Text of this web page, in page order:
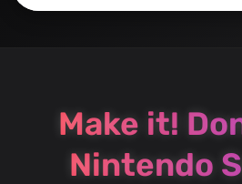
Make it!
Nintendo